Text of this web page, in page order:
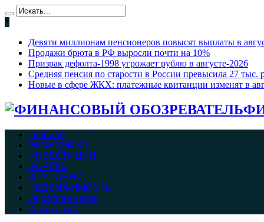
*
Девяти миллионам пенсионеров повысят выплаты в
Продажи брюта в РФ выросли почти на 10%
Призрак дефолта-1998 угрожает рублю в августе-2026
Средняя пенсия по старости в России превысила 27 тыс.
Новые в сфере ЖКХ: платежные квитанции изменят в
Главная
ЭКОНОМИКА
ИНВЕСТИЦИИ
ФОРЕКС
КОМПАНИИ
НЕДВИЖИМОСТЬ
Обратная связь
Карта сайта